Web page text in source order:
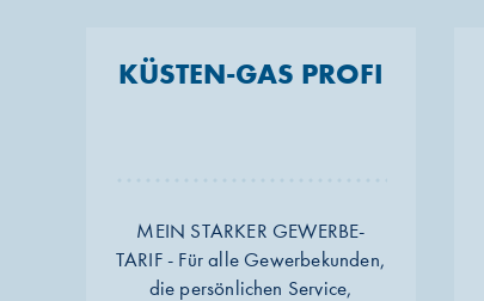
KÜSTEN-GAS PROFI
MEIN STARKER GEWERBE-
TARIF - Für alle Gewerbekunden,
die persönlichen Service,